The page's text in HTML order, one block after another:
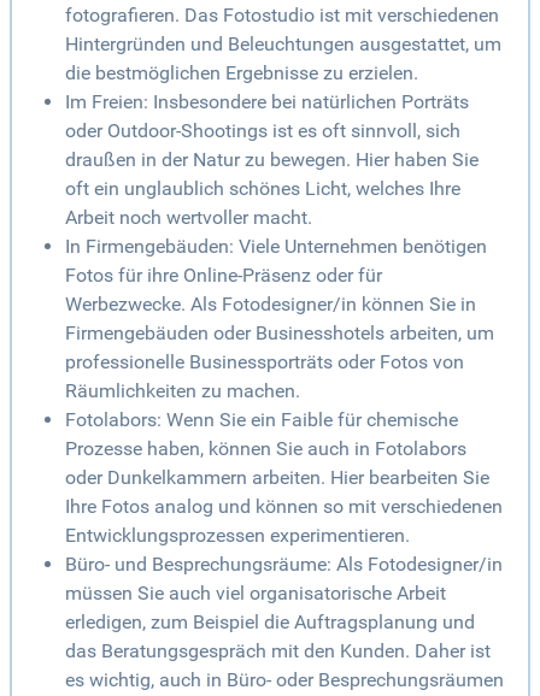
fotografieren. Das Fotostudio ist mit verschiedenen
Hintergründen und Beleuchtungen ausgestattet, um
die bestmöglichen Ergebnisse zu erzielen.
Im Freien: Insbesondere bei natürlichen Porträts
oder Outdoor-Shootings ist es oft sinnvoll, sich
draußen in der Natur zu bewegen. Hier haben Sie
oft ein unglaublich schönes Licht, welches Ihre
Arbeit noch wertvoller macht.
In Firmengebäuden: Viele Unternehmen benötigen
Fotos für ihre Online-Präsenz oder für
Werbezwecke. Als Fotodesigner/in können Sie in
Firmengebäuden oder Businesshotels arbeiten, um
professionelle Businessporträts oder Fotos von
Räumlichkeiten zu machen.
Fotolabors: Wenn Sie ein Faible für chemische
Prozesse haben, können Sie auch in Fotolabors
oder Dunkelkammern arbeiten. Hier bearbeiten Sie
Ihre Fotos analog und können so mit verschiedenen
Entwicklungsprozessen experimentieren.
Büro- und Besprechungsräume: Als Fotodesigner/in
müssen Sie auch viel organisatorische Arbeit
erledigen, zum Beispiel die Auftragsplanung und
das Beratungsgespräch mit den Kunden. Daher ist
es wichtig, auch in Büro- oder Besprechungsräumen